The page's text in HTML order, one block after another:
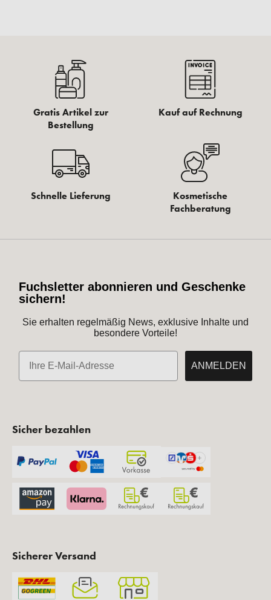
Gratis Artikel zur
Bestellung
Kauf auf Rechnung
Schnelle Lieferung
Kosmetische
Fachberatung
Fuchsletter abonnieren und Geschenke
sichern!
Sie erhalten regelmäßig News, exklusive Inhalte und
besondere Vorteile!
E-Mail
ANMELDEN
Sicher bezahlen
Sicherer Versand